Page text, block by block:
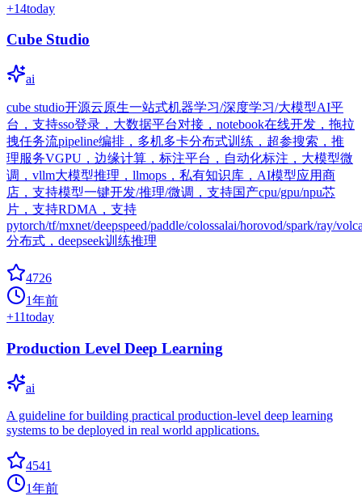
+14today
Cube Studio
ai
cube studio开源云原生一站式机器学习/深度学习/大模型AI平
台，支持sso登录，大数据平台对接，notebook在线开发，拖拉
拽任务流pipeline编排，多机多卡分布式训练，超参搜索，推
理服务VGPU，边缘计算，标注平台，自动化标注，大模型微
调，vllm大模型推理，llmops，私有知识库，AI模型应用商
店，支持模型一键开发/推理/微调，支持国产cpu/gpu/npu芯
片，支持RDMA，支持
pytorch/tf/mxnet/deepspeed/paddle/colossalai/horovod/spark/ray/
分布式，deepseek训练推理
4726
1年前
+11today
Production Level Deep Learning
ai
A guideline for building practical production-level deep learning
systems to be deployed in real world applications.
4541
1年前